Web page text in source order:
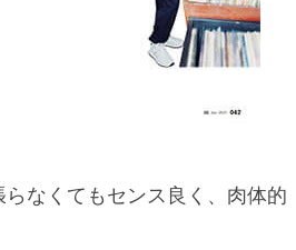
なくてもセンス良く、肉体的